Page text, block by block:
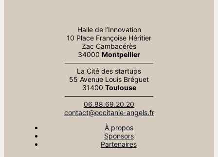
Halle de l’Innovation
10 Place Françoise Héritier
Zac Cambacérès
34000 Montpellier
—————————————
La Cité des startups
55 Avenue Louis Bréguet
31400 Toulouse
—————————————
06.88.69.20.20
contact@occitanie-angels.fr
À propos
Sponsors
Partenaires